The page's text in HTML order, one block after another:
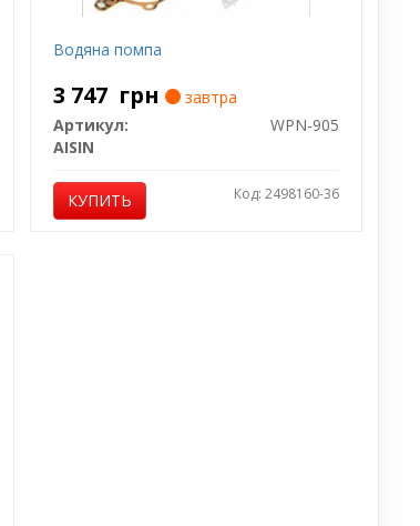
Водяна помпа
3 747 грн
завтра
Артикул:
WPN-905
AISIN
КУПИТЬ Код: 2498160-36